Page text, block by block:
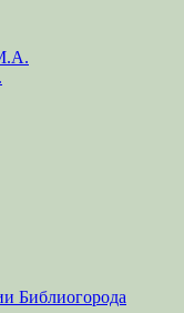
Библиогорода